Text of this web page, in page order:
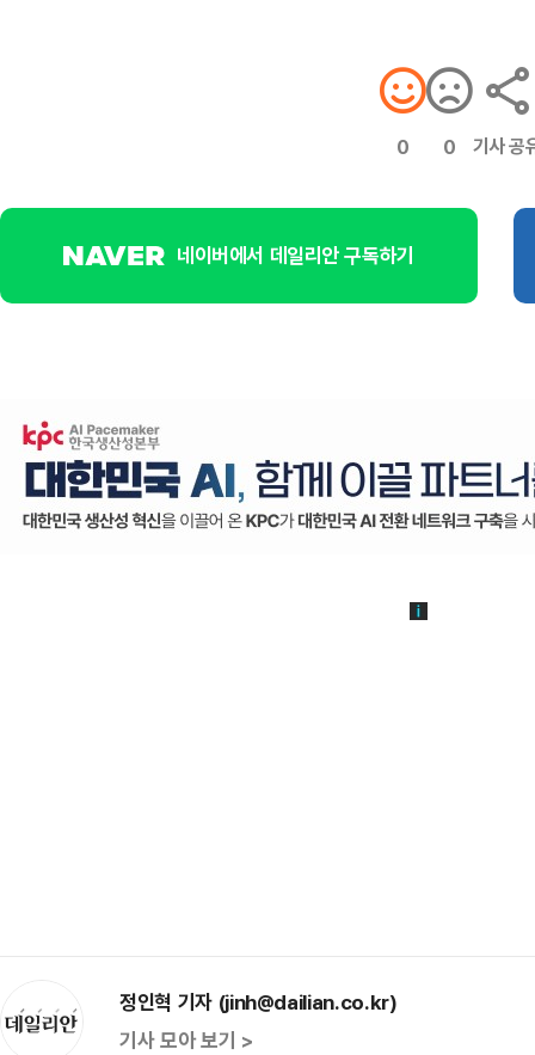
0 0 기사 공
네이버에서 데일리안 구독하기
정인혁 기자 (jinh@dailian.co.kr)
기사 모아 보기 >